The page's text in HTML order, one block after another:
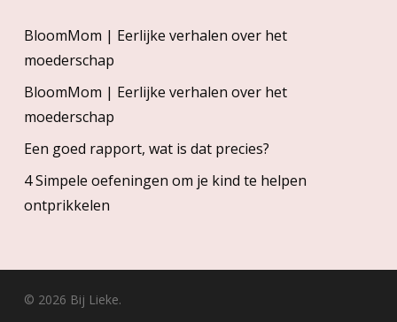
BloomMom | Eerlijke verhalen over het
moederschap
BloomMom | Eerlijke verhalen over het
moederschap
Een goed rapport, wat is dat precies?
4 Simpele oefeningen om je kind te helpen
ontprikkelen
© 2026 Bij Lieke.